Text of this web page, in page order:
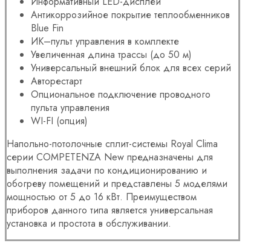
Антикоррозийное покрытие теплообменников
Blue Fin
ИК–пульт управления в комплекте
Увеличенная длина трассы (до 50 м)
Универсальный внешний блок для всех серий
Авторестарт
Опциональное подключение проводного
пульта управления
WI-FI (опция)
Напольно-потолочные сплит-системы Royal Clima
серии COMPETENZA New предназначены для
выполнения задачи по кондиционированию и
обогреву помещений и представлены 5 моделями
мощностью от 5 до 16 кВт. Преимуществом
приборов данного типа является универсальная
установка и простота в обслуживании.